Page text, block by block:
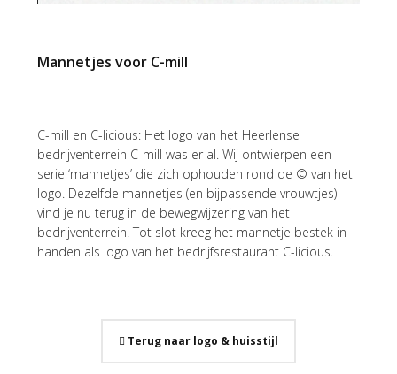
Mannetjes voor C-mill
C-mill en C-licious: Het logo van het Heerlense
bedrijventerrein C-mill was er al. Wij ontwierpen een
serie ‘mannetjes’ die zich ophouden rond de © van het
logo. Dezelfde mannetjes (en bijpassende vrouwtjes)
vind je nu terug in de bewegwijzering van het
bedrijventerrein. Tot slot kreeg het mannetje bestek in
handen als logo van het bedrijfsrestaurant C-licious.
Terug naar logo & huisstijl